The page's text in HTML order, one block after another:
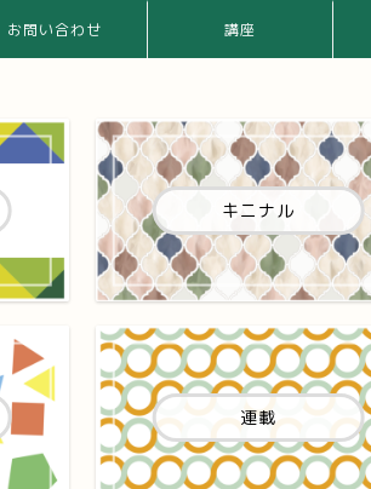
お問い合わせ 講座
キニナル
連載